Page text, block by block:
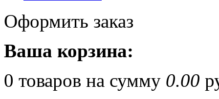
Оформить заказ
Ваша корзина:
0 товаров на сумму 0.00